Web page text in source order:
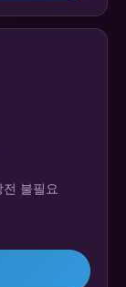
불필요